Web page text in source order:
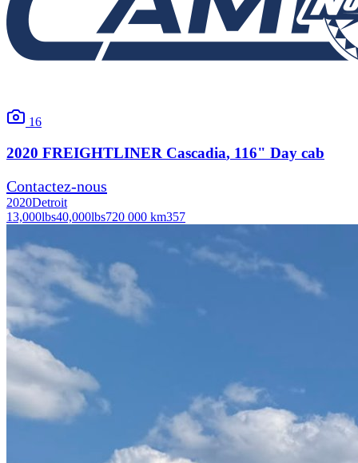
16
2020 FREIGHTLINER Cascadia, 116" Day cab
Contactez-nous
2020Detroit
13,000lbs40,000lbs720 000 km357